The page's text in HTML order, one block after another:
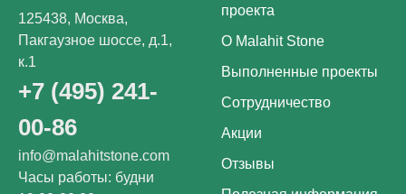
125438, Москва,
Пакгаузное шоссе, д.1,
к.1
+7 (495) 241-
00-86
info@malahitstone.com
Часы работы: будни
проекта
О Malahit Stone
Выполненные проекты
Сотрудничество
Акции
Отзывы